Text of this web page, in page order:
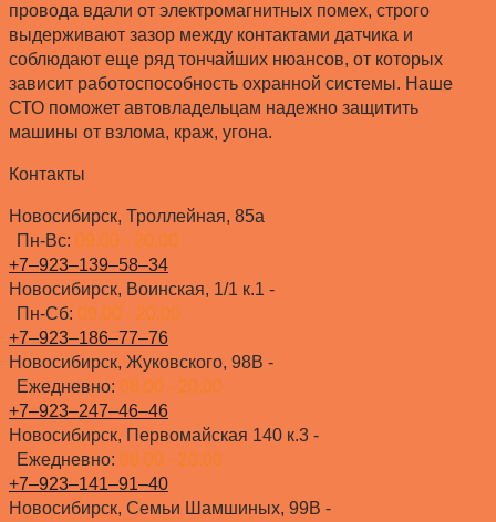
провода вдали от электромагнитных помех, строго
выдерживают зазор между контактами датчика и
соблюдают еще ряд тончайших нюансов, от которых
зависит работоспособность охранной системы. Наше
СТО поможет автовладельцам надежно защитить
машины от взлома, краж, угона.
Контакты
Новосибирск, Троллейная, 85а
Пн-Вс: 09.00 - 20.00
+7‒923‒139‒58‒34
Новосибирск, Воинская, 1/1 к.1 -
Пн-Сб: 09.00 - 20.00
+7‒923‒186‒77‒76
Новосибирск, Жуковского, 98В -
Ежедневно: 08.00 - 20.00
+7‒923‒247‒46‒46
Новосибирск, Первомайская 140 к.3 -
Ежедневно: 08.00 - 20.00
+7‒923‒141‒91‒40
Новосибирск, Семьи Шамшиных, 99В -